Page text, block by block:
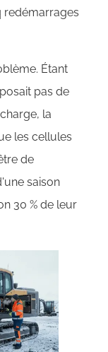
redémarrages
Étant
pas de
la
les cellules
de
saison
30 % de leur